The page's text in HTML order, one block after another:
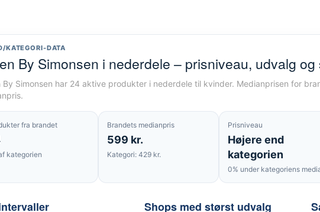
KATEGORI-DATA
By Simonsen i nederdele – prisniveau, udvalg og
By Simonsen har 24 aktive produkter i nederdele til kvinder. Medianprisen for
fra brandet
kategorien
Brandets medianpris
599 kr.
Kategori: 429 kr.
Prisniveau
Højere end
kategorien
0% under kategoriens
Shops med størst udvalg